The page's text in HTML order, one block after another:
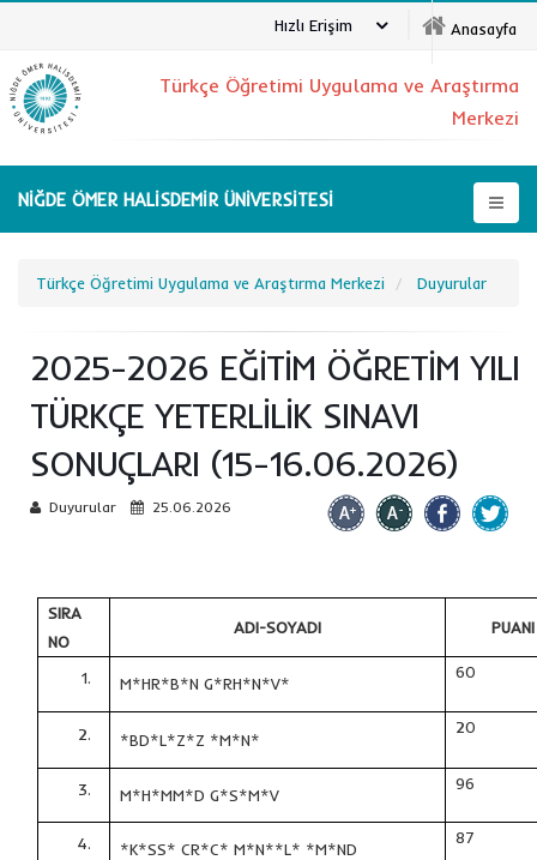
Anasayfa
Hızlı Erişim
NİĞDE ÖMER HALİSDEMİR ÜNİVERSİTESİ
Türkçe Öğretimi Uygulama ve Araştırma
Merkezi
Türkçe Öğretimi Uygulama ve Araştırma Merkezi Duyurular
2025-2026 EĞİTİM ÖĞRETİM YILI
TÜRKÇE YETERLİLİK SINAVI
SONUÇLARI (15-16.06.2026)
Duyurular 25.06.2026
SIRA
NO
ADI-SOYADI PUANI
M*HR*B*N G*RH*N*V*
60
*BD*L*Z*Z *M*N*
20
M*H*MM*D G*S*M*V
96
*K*SS* CR*C* M*N**L* *M*ND
87